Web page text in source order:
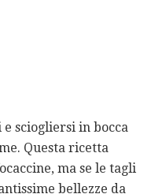
sciogliersi in bocca
Questa ricetta
ma se le tagli
bellezze da